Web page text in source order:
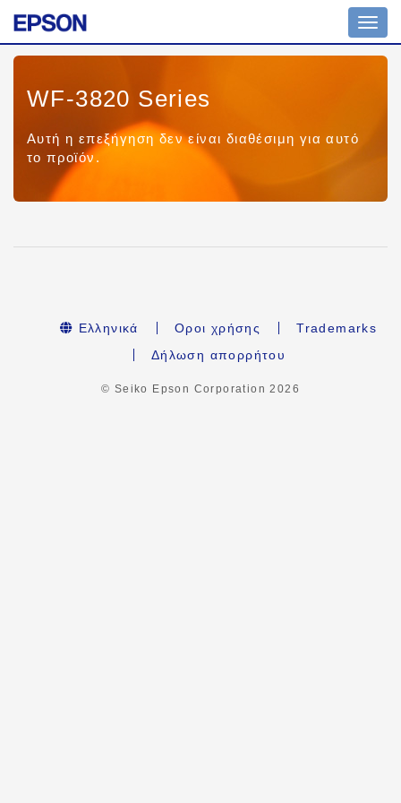
WF-3820 Series
Αυτή η επεξήγηση δεν είναι διαθέσιμη για αυτό
το προϊόν.
Ελληνικά Οροι χρήσης
Trademarks
Δήλωση απορρήτου
© Seiko Epson Corporation2026